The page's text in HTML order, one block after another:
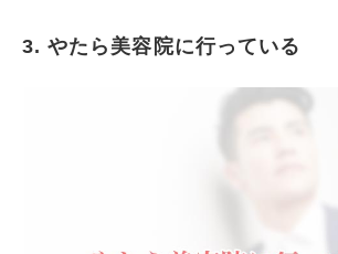
3. やたら美容院に行っている